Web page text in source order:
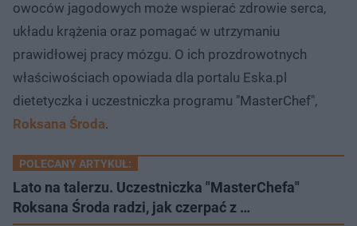
owoców jagodowych może wspierać zdrowie serca,
układu krążenia oraz pomagać w utrzymaniu
prawidłowej pracy mózgu. O ich prozdrowotnych
właściwościach opowiada dla portalu Eska.pl
dietetyczka i uczestniczka programu "MasterChef",
Roksana Środa.
POLECANY ARTYKUŁ:
Lato na talerzu. Uczestniczka "MasterChefa"
Roksana Środa radzi, jak czerpać z …